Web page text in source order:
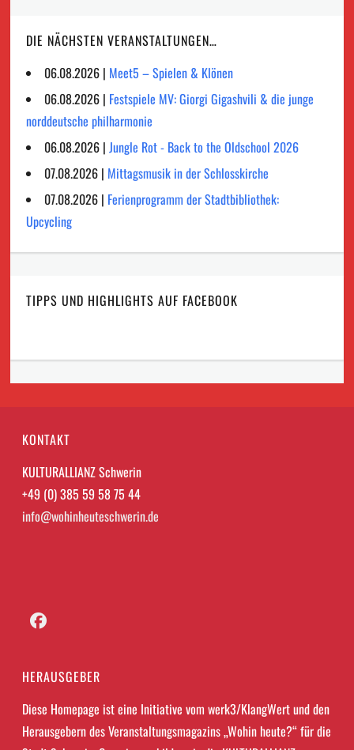
DIE NÄCHSTEN VERANSTALTUNGEN…
06.08.2026 | Meet5 – Spielen & Klönen
06.08.2026 | Festspiele MV: Giorgi Gigashvili & die junge
norddeutsche philharmonie
06.08.2026 |Jungle Rot - Back to the Oldschool 2026
07.08.2026 | Mittagsmusik in der Schlosskirche
07.08.2026 | Ferienprogramm der Stadtbibliothek:
Upcycling
TIPPS UND HIGHLIGHTS AUF FACEBOOK
KONTAKT
KULTURALLIANZ Schwerin
+49 (0) 385 59 58 75 44
info@wohinheuteschwerin.de
HERAUSGEBER
Diese Homepage ist eine Initiative vom werk3/KlangWert und den
Herausgebern des Veranstaltungsmagazins „Wohin heute?“ für die